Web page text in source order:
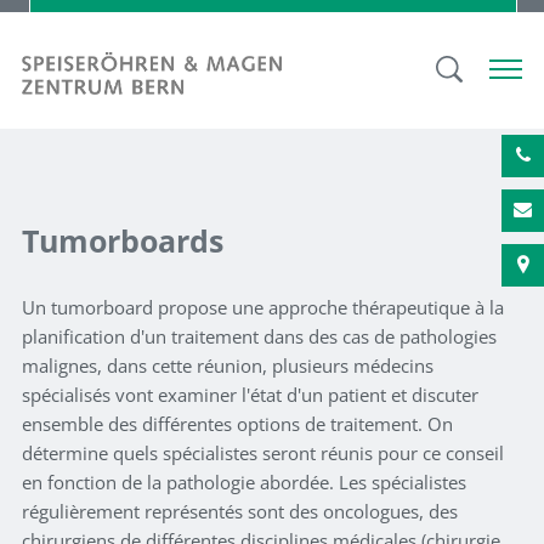
Tumorboards
Un tumorboard propose une approche thérapeutique à la
planification d'un traitement dans des cas de pathologies
malignes, dans cette réunion, plusieurs médecins
spécialisés vont examiner l'état d'un patient et discuter
ensemble des différentes options de traitement. On
détermine quels spécialistes seront réunis pour ce conseil
en fonction de la pathologie abordée. Les spécialistes
régulièrement représentés sont des oncologues, des